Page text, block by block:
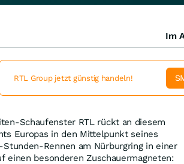
Schaufenster RTL rückt an diesem
Europas in den Mittelpunkt seines
Rennen am Nürburgring in einer
besonderen Zuschauermagneten:
Im
RTL Group jetzt günstig handeln!